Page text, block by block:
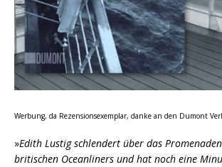
Werbung, da Rezensionsexemplar, danke an den Dumont
»Edith Lustig schlendert über das
britischen Oceanliners und hat noch eine